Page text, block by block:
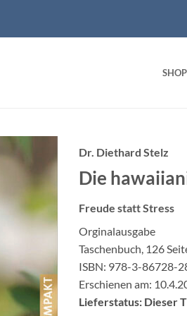
SHOP
Dr. Diethard Stelz
Die
Freude statt Stress
Orginalausgabe
Taschenbuch, 126
ISBN: 978-3-86728-
Erschienen am:
Lieferstatus: Dieser